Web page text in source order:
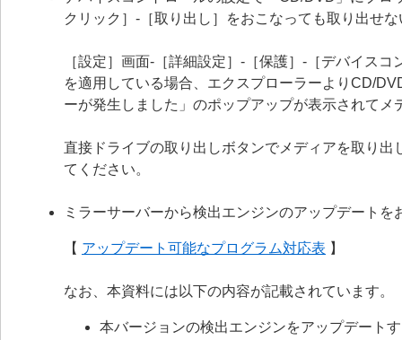
クリック］-［取り出し］をおこなっても取り出せな
［設定］画面-［詳細設定］-［保護］-［デバイス
を適用している場合、エクスプローラーよりCD/
ーが発生しました」のポップアップが表示されてメ
直接ドライブの取り出しボタンでメディアを取り
てください。
ミラーサーバーから検出エンジンのアップデート
【 アップデート可能なプログラム対応表 】
なお、本資料には以下の内容が記載されています。
本バージョンの検出エンジンをアップデート